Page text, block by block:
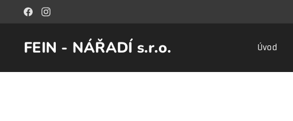
FEIN - NÁŘADÍ s.r.o. Úvod